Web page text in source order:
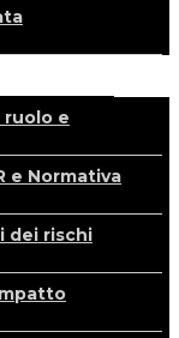
ruolo e
e Normativa
dei rischi